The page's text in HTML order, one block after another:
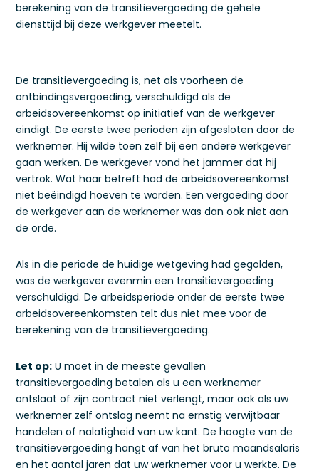
berekening van de transitievergoeding de gehele
diensttijd bij deze werkgever meetelt.
De transitievergoeding is, net als voorheen de
ontbindingsvergoeding, verschuldigd als de
arbeidsovereenkomst op initiatief van de werkgever
eindigt. De eerste twee perioden zijn afgesloten door de
werknemer. Hij wilde toen zelf bij een andere werkgever
gaan werken. De werkgever vond het jammer dat hij
vertrok. Wat haar betreft had de arbeidsovereenkomst
niet beëindigd hoeven te worden. Een vergoeding door
de werkgever aan de werknemer was dan ook niet aan
de orde.
Als in die periode de huidige wetgeving had gegolden,
was de werkgever evenmin een transitievergoeding
verschuldigd. De arbeidsperiode onder de eerste twee
arbeidsovereenkomsten telt dus niet mee voor de
berekening van de transitievergoeding.
Let op: U moet in de meeste gevallen
transitievergoeding betalen als u een werknemer
ontslaat of zijn contract niet verlengt, maar ook als uw
werknemer zelf ontslag neemt na ernstig verwijtbaar
handelen of nalatigheid van uw kant. De hoogte van de
transitievergoeding hangt af van het bruto maandsalaris
en het aantal jaren dat uw werknemer voor u werkte. De